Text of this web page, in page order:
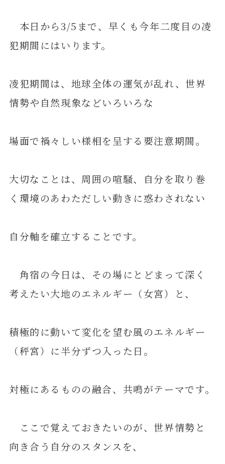
本日から3/5まで、早くも今年二度目の凌
犯期間にはいります。
凌犯期間は、地球全体の運気が乱れ、世界
情勢や自然現象などいろいろな
場面で禍々しい様相を呈する要注意期間。
大切なことは、周囲の喧騒、自分を取り巻
く環境のあわただしい動きに惑わされない
自分軸を確立することです。
角宿の今日は、その場にとどまって深く
考えたい大地のエネルギー（女宮）と、
積極的に動いて変化を望む風のエネルギー
（秤宮）に半分ずつ入った日。
対極にあるものの融合、共鳴がテーマです。
ここで覚えておきたいのが、世界情勢と
向き合う自分のスタンスを、